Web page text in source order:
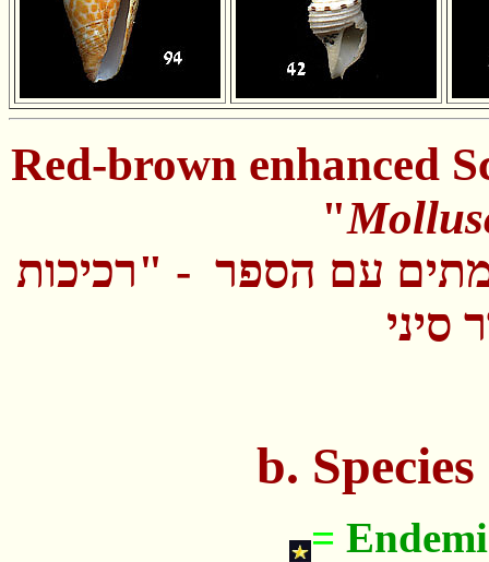
Red-brown enhanced
"
עם הספר - "רכיכות
סיני
b.
=